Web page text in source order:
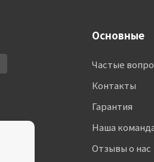
Основные
Частые
Контакты
Гарантия
Наша
Отзывы о нас